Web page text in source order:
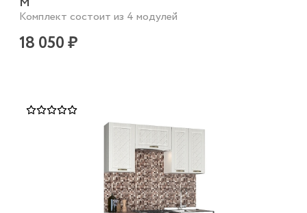
Комплект состоит из 4 модулей
18 050 ₽